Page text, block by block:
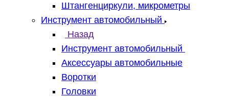
Штангенциркули, микрометры
Инструмент автомобильный
Назад
Инструмент автомобильный
Аксессуары автомобильные
Воротки
Головки